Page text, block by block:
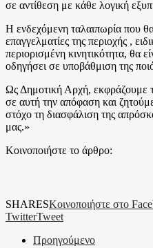
σε αντίθεση με κάθε λογική
Η ενδεχόμενη ταλαιπωρία που θα
επαγγελματίες της περιοχής ,
περιορισμένη κινητικότητα, θα
οδηγήσει σε υποβάθμιση της
Ως Δημοτική Αρχή, εκφράζουμε
σε αυτή την απόφαση και
στόχο τη διασφάλιση της
μας.»
Κοινοποιήστε το άρθρο:
SHARESΚοινοποιήστε στο
TwitterTweet
Προηγούμενο